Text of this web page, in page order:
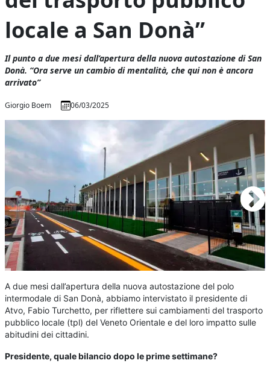
locale a San Donà”
Il punto a due mesi dall’apertura della nuova autostazione di San
Donà. “Ora serve un cambio di mentalità, che qui non è ancora
arrivato”
Giorgio Boem 06/03/2025
A due mesi dall’apertura della nuova autostazione del polo
intermodale di San Donà, abbiamo intervistato il presidente di
Atvo, Fabio Turchetto, per riflettere sui cambiamenti del trasporto
pubblico locale (tpl) del Veneto Orientale e del loro impatto sulle
abitudini dei cittadini.
Presidente, quale bilancio dopo le prime settimane?